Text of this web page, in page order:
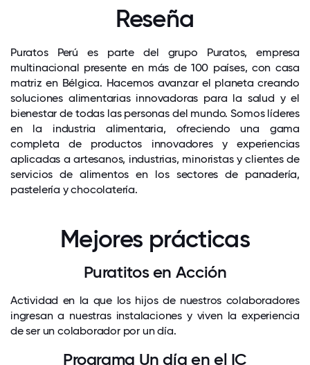
Reseña
Puratos Perú es parte del grupo Puratos, empresa
multinacional presente en más de 100 países, con casa
matriz en Bélgica. Hacemos avanzar el planeta creando
soluciones alimentarias innovadoras para la salud y el
bienestar de todas las personas del mundo. Somos líderes
en la industria alimentaria, ofreciendo una gama
completa de productos innovadores y experiencias
aplicadas a artesanos, industrias, minoristas y clientes de
servicios de alimentos en los sectores de panadería,
pastelería y chocolatería.
Mejores prácticas
Puratitos en Acción
Actividad en la que los hijos de nuestros colaboradores
ingresan a nuestras instalaciones y viven la experiencia
de ser un colaborador por un día.
Programa Un día en el IC